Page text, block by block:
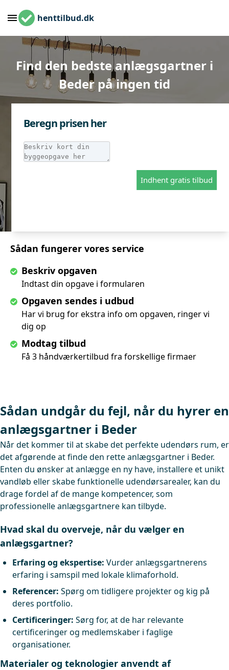
henttilbud.dk
Find den bedste anlægsgartner i
Beder på ingen tid
Sådan fungerer vores service
Beskriv opgaven
Indtast din opgave i formularen
Opgaven sendes i udbud
Har vi brug for ekstra info om opgaven, ringer vi
dig op
Modtag tilbud
Få 3 håndværkertilbud fra forskellige firmaer
Beregn prisen her
Indhent gratis tilbud
Sådan undgår du fejl, når du hyrer en
anlægsgartner i Beder
Når det kommer til at skabe det perfekte udendørs rum, er
det afgørende at finde den rette anlægsgartner i Beder.
Enten du ønsker at anlægge en ny have, installere et unikt
vandløb eller skabe funktionelle udendørsarealer, kan du
drage fordel af de mange kompetencer, som
professionelle anlægsgartnere kan tilbyde.
Hvad skal du overveje, når du vælger en
anlægsgartner?
Erfaring og ekspertise: Vurder anlægsgartnerens
erfaring i samspil med lokale klimaforhold.
Referencer: Spørg om tidligere projekter og kig på
deres portfolio.
Certificeringer: Sørg for, at de har relevante
certificeringer og medlemskaber i faglige
organisationer.
Materialer og teknologier anvendt af